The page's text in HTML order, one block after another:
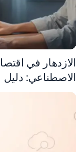
الازدهار في
الاصطناعي: دليل